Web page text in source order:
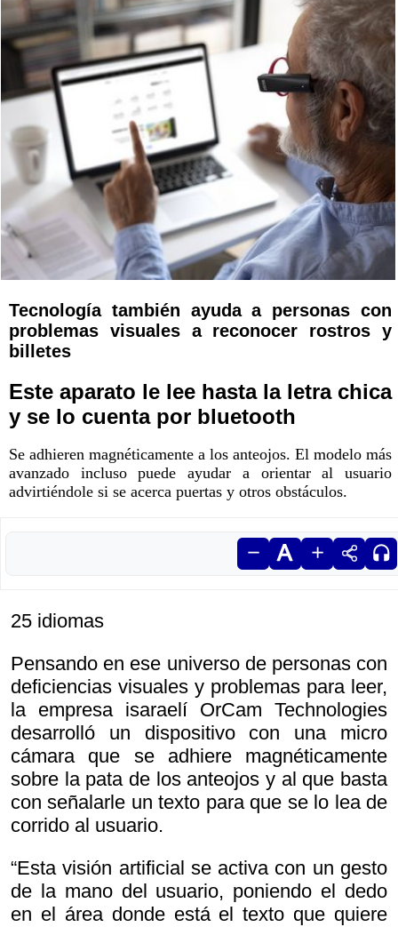
Tecnología también ayuda a personas con
problemas visuales a reconocer rostros y
billetes
Este aparato le lee hasta la letra chica
y se lo cuenta por bluetooth
Se adhieren magnéticamente a los anteojos. El modelo más
avanzado incluso puede ayudar a orientar al usuario
advirtiéndole si se acerca puertas y otros obstáculos.
25 idiomas
Pensando en ese universo de personas con
deficiencias visuales y problemas para leer,
la empresa isaraelí OrCam Technologies
desarrolló un dispositivo con una micro
cámara que se adhiere magnéticamente
sobre la pata de los anteojos y al que basta
con señalarle un texto para que se lo lea de
corrido al usuario.
“Esta visión artificial se activa con un gesto
de la mano del usuario, poniendo el dedo
en el área donde está el texto que quiere